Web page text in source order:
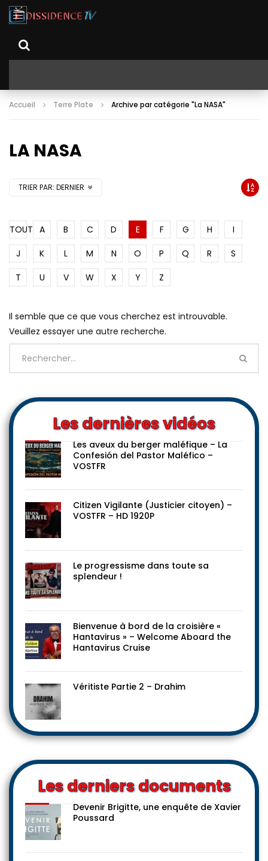
Accueil Terre Plate Archive par catégorie "La NASA"
LA NASA
TRIER PAR: DERNIER
TOUT A B C D E F G H
I
J
K L M N O P Q R
S
T
U V W X Y Z
Il semble que ce que vous cherchez est introuvable.
Veuillez essayer une autre recherche.
Les dernières vidéos
Les aveux du berger maléfique – La
Confesión del Pastor Maléfico –
VOSTFR
Citizen Vigilante (Justicier citoyen) –
VOSTFR – HD 1920P
Le progressisme dans toute sa
splendeur !
Bienvenue à bord de la croisière «
Hantavirus » – Welcome Aboard the
Hantavirus Cruise
Véritiste Partie 2 – Drahim
Les derniers documents
Devenir Brigitte, une enquête de Xavier
Poussard